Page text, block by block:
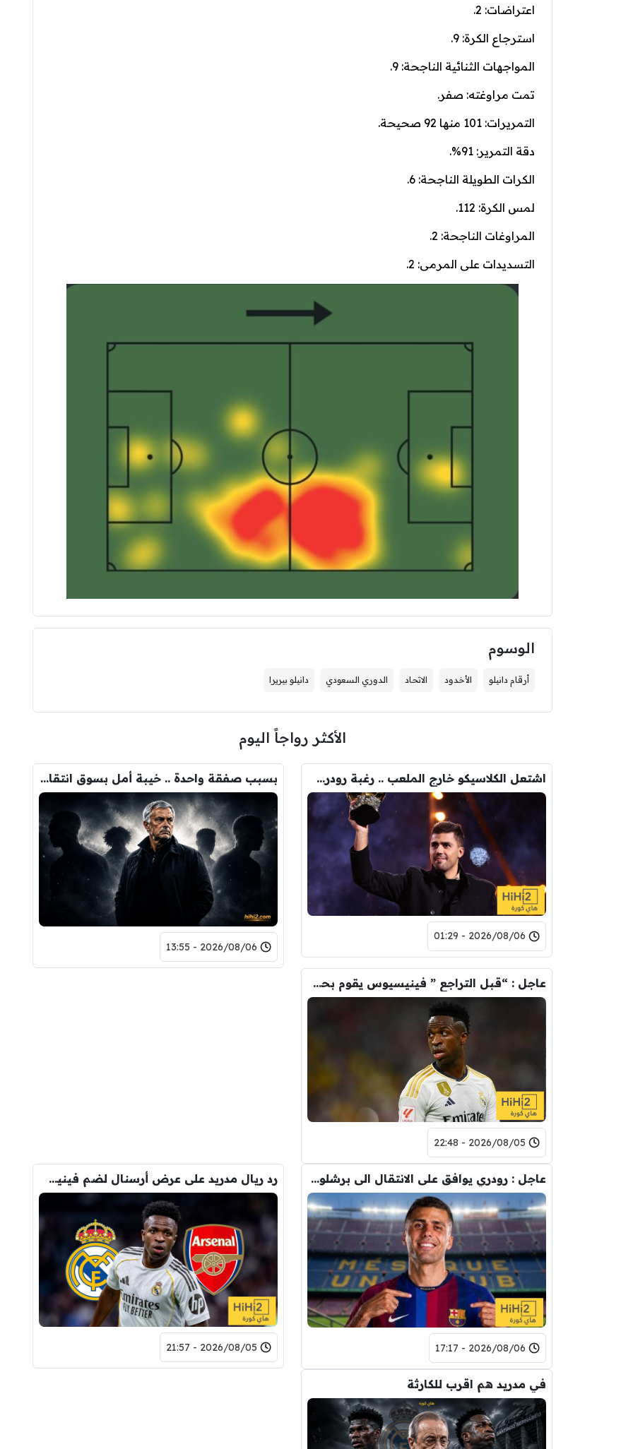
اعتراضات: 2.
استرجاع الكرة: 9.
المواجهات الثنائية الناجحة: 9.
تمت مراوغته: صفر.
التمريرات: 101 منها 92 صحيحة.
دقة التمرير: 91%.
الكرات الطويلة الناجحة: 6.
لمس الكرة: 112.
المراوغات الناجحة: 2.
التسديدات على المرمى: 2.
الوسوم
أرقام دانيلو الأخدود الاتحاد الدوري السعودي دانيلو بيريرا
الأكثر رواجاً اليوم
اشتعل الكلاسيكو خارج الملعب .. رغبة رودري تصدم ريال مدريد
2026/08/06 - 01:29
بسبب صفقة واحدة .. خيبة أمل بسوق انتقالات ريال مدريد !
2026/08/06 - 13:55
عاجل : “قبل التراجع ” فينيسيوس يقوم بحذف كل صوره مع ريال مدريد
2026/08/05 - 22:48
عاجل : رودري يوافق على الانتقال الى برشلونة.. 3 أسباب وراء قراره
2026/08/06 - 17:17
رد ريال مدريد على عرض أرسنال لضم فينيسيوس
2026/08/05 - 21:57
في مدريد هم اقرب للكارثة